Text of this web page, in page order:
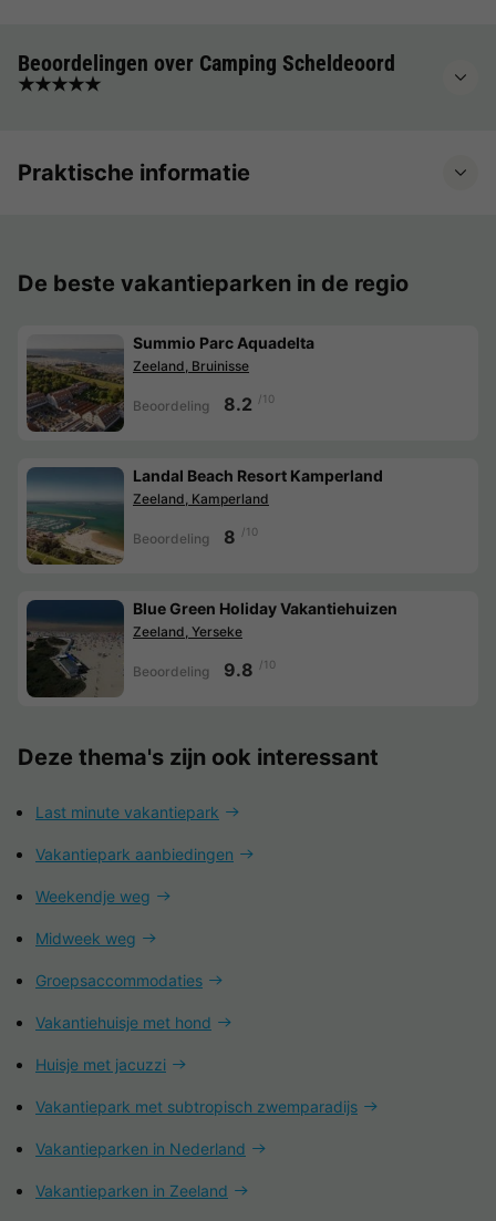
Beoordelingen over Camping Scheldeoord
★★★★★
Praktische informatie
De beste vakantieparken in de regio
Summio Parc Aquadelta
Zeeland, Bruinisse
Beoordeling 8.2 /10
Landal Beach Resort Kamperland
Zeeland, Kamperland
Beoordeling 8 /10
Blue Green Holiday Vakantiehuizen
Zeeland, Yerseke
Beoordeling 9.8 /10
Deze thema's zijn ook interessant
Last minute vakantiepark
Vakantiepark aanbiedingen
Weekendje weg
Midweek weg
Groepsaccommodaties
Vakantiehuisje met hond
Huisje met jacuzzi
Vakantiepark met subtropisch zwemparadijs
Vakantieparken in Nederland
Vakantieparken in Zeeland